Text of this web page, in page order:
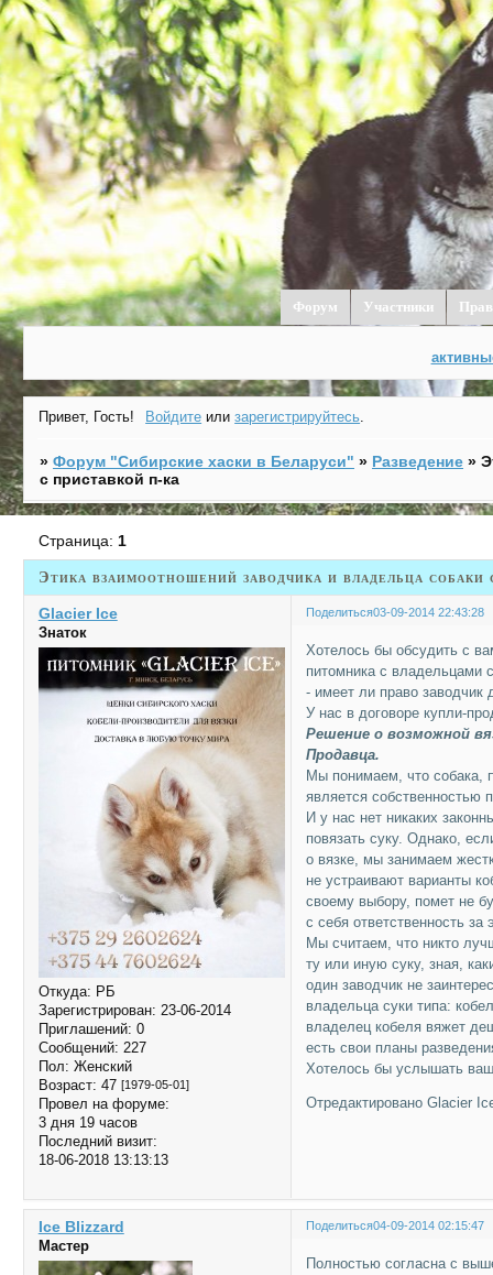
Форум Участники
Привет, Гость! Войдите илизарегистрируйтесь.
»Форум "Cибирские хаски в Беларуси" » Разведение »
с приставкой п-ка
Этика взаимоотношений заводчика и владельца собаки
Страница: 1
Поделиться03-09-2014 22:43:28
Glacier Ice
Знаток
Откуда: РБ
Зарегистрирован: 23-06-2014
Приглашений: 0
Сообщений: 227
Пол: Женский
Возраст: 47 [1979-05-01]
Провел на форуме:
3 дня 19 часов
Последний визит:
18-06-2018 13:13:13
Хотелось бы обсудить с
питомника с владельцами
- имеет ли право заводчик
У нас в договоре купли-
Решение о возможной
Продавца.
Мы понимаем, что собака,
является собственностью
И у нас нет никаких
повязать суку. Однако,
о вязке, мы занимаем
не устраивают варианты
своему выбору, помет не
с себя ответственность за
Мы считаем, что никто
ту или иную суку, зная,
один заводчик не
владельца суки типа:
владелец кобеля вяжет
есть свои планы
Хотелось бы услышать
Отредактировано Glacier
Поделиться04-09-2014 02:15:47
Ice Blizzard
Мастер
Полностью согласна с